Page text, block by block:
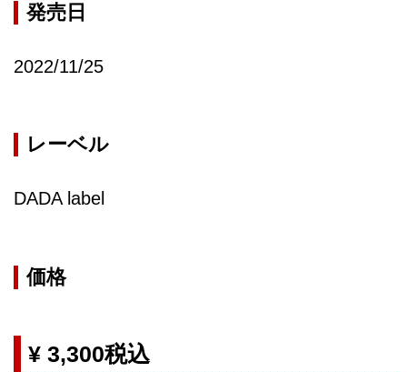
発売日
2022/11/25
レーベル
DADA label
価格
¥ 3,300税込